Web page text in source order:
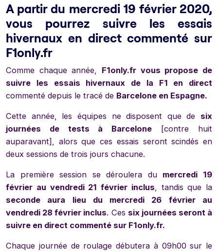
A partir du mercredi 19 février 2020,
vous pourrez suivre les essais
hivernaux en direct commenté sur
F1only.fr
Comme chaque année, F1only.fr vous propose de
suivre les essais hivernaux de la F1 en direct
commenté depuis le tracé de Barcelone en Espagne.
Cette année, les équipes ne disposent que de six
journées de tests à Barcelone [contre huit
auparavant], alors que ces essais seront scindés en
deux sessions de trois jours chacune.
La première session se déroulera du mercredi 19
février au vendredi 21 février inclus , tandis que la
seconde aura lieu du mercredi 26 février au
vendredi 28 février inclus. Ces six journées seront à
suivre en direct commenté sur F1only.fr.
Chaque journée de roulage débutera à 09h00 sur le